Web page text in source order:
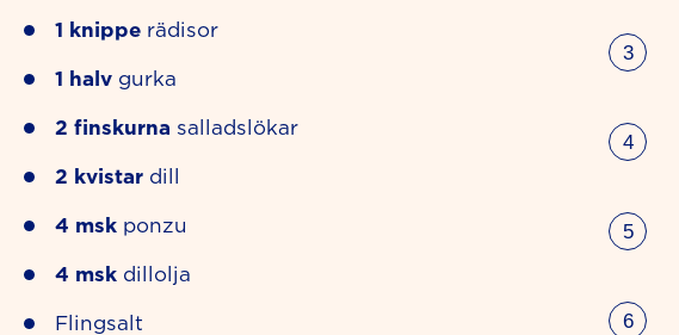
1 knippe rädisor
1 halv gurka
2 finskurna salladslökar
2 kvistar dill
4 msk ponzu
4 msk dillolja
Flingsalt